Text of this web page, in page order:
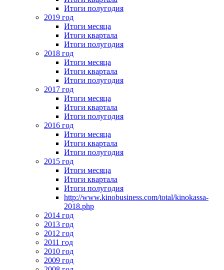
Итоги полугодия
2019 год
Итоги месяца
Итоги квартала
Итоги полугодия
2018 год
Итоги месяца
Итоги квартала
Итоги полугодия
2017 год
Итоги месяца
Итоги квартала
Итоги полугодия
2016 год
Итоги месяца
Итоги квартала
Итоги полугодия
2015 год
Итоги месяца
Итоги квартала
Итоги полугодия
http://www.kinobusiness.com/total/kinokassa-
2018.php
2014 год
2013 год
2012 год
2011 год
2010 год
2009 год